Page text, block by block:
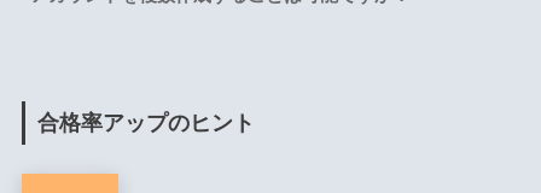
合格率アップのヒント